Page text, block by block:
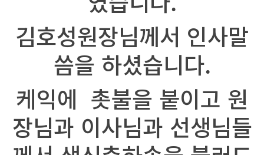
김호성원장님께서 인사말
씀을 하셨습니다.
케익에 촛불을 붙이고 원
장님과 이사님과 선생님들